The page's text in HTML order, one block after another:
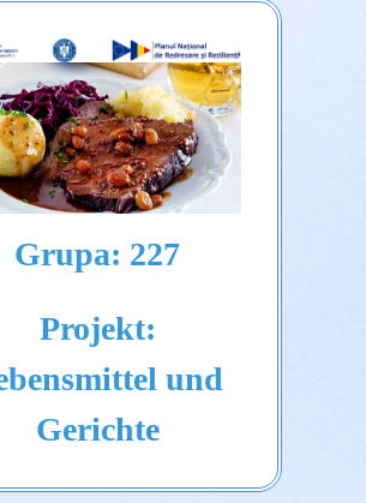
Grupa: 227
Projekt:
und
Gerichte